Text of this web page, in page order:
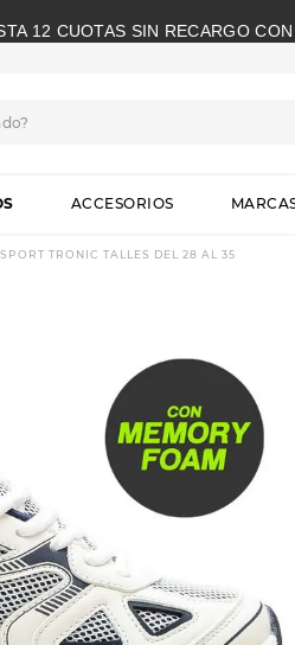
12 CUOTAS SIN RECARGO
ACCESORIOS
TRONIC TALLES DEL 28 AL 35